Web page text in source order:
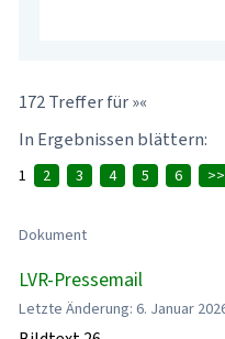
172 Treffer für »«
In Ergebnissen blättern:
1 2 3 4 5 6 >>
Dokument
LVR-Pressemail
Letzte Änderung: 6. Januar